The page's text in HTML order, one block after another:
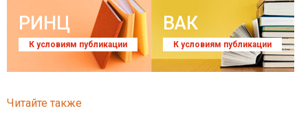
РИНЦ
К условиям публикации
ВАК
К условиям публикации
Читайте также